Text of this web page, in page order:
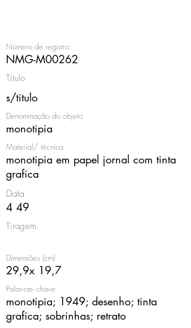
Número de registro
NMG-M00262
Título
s/titulo
Denominação do objeto
monotipia
Material/ técnica
monotipia em papel jornal com tinta
grafica
Data
4 49
Tiragem
Dimensões (cm)
29,9x 19,7
Palavras- chave
monotipia; 1949; desenho; tinta
grafica; sobrinhas; retrato